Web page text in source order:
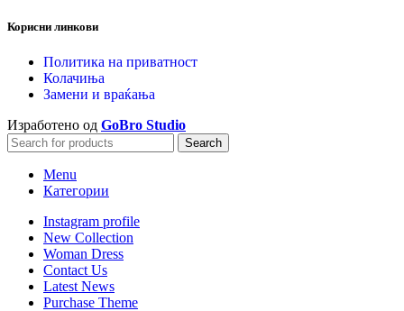
Корисни линкови
Политика на приватност
Колачиња
Замени и враќања
Изработено од GoBro Studio
Search
Menu
Категории
Instagram profile
New Collection
Woman Dress
Contact Us
Latest News
Purchase Theme